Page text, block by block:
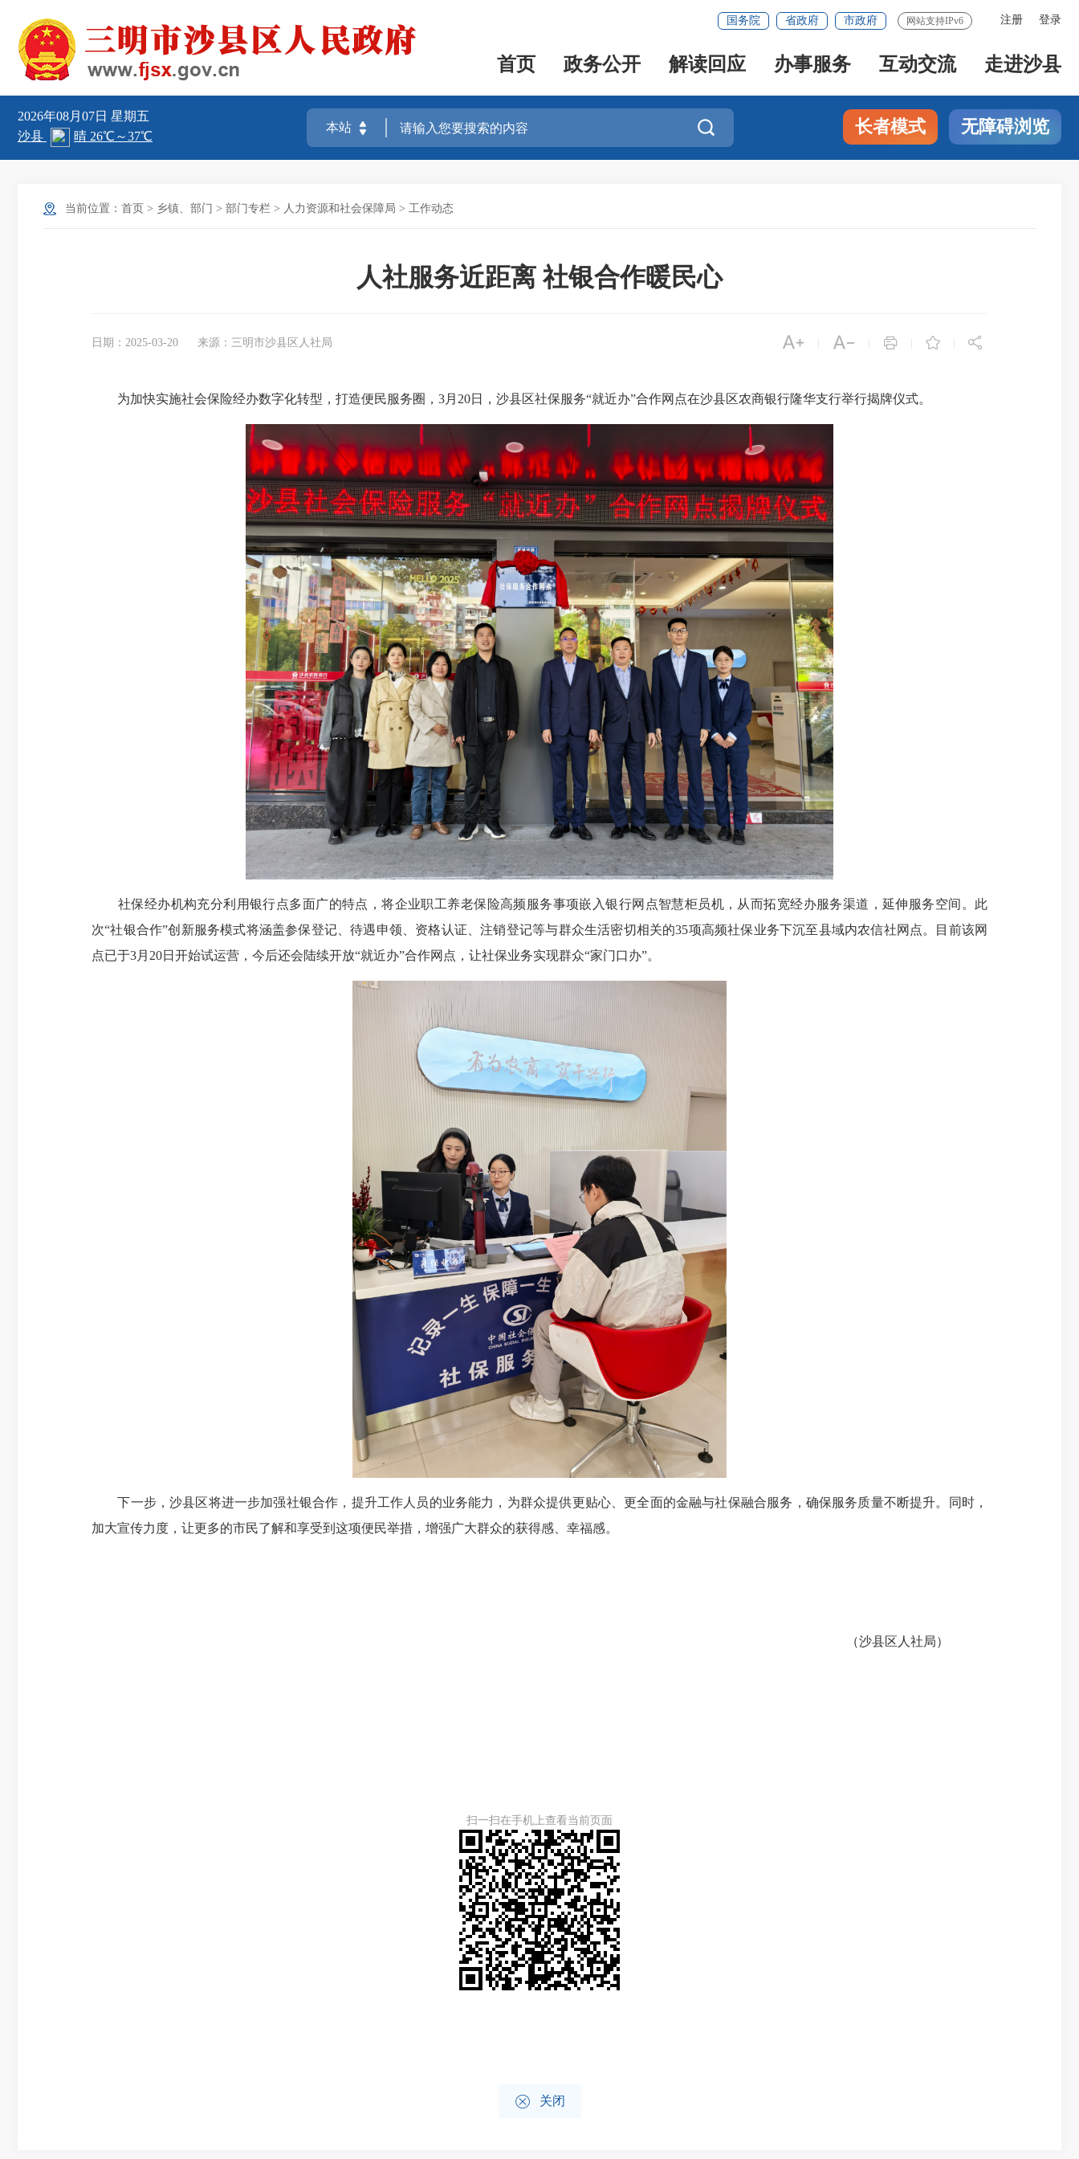
注册 登录
国务院 省政府 市政府 网站支持IPv6
首页 政务公开 解读回应 办事服务 互动交流 走进沙县
2026年08月07日 星期五
 长者模式 无障碍浏览
当前位置： 首页 > 乡镇、部门 > 部门专栏 > 人力资源和社会保障局 > 工作动态
人社服务近距离 社银合作暖民心
日期：2025-03-20 来源：三明市沙县区人社局     
为加快实施社会保险经办数字化转型，打造便民服务圈，3月20日，沙县区社保服务“就近办”合作网点在沙县区农商银行隆华支行举行揭牌仪式。
社保经办机构充分利用银行点多面广的特点，将企业职工养老保险高频服务事项嵌入银行网点智慧柜员机，从而拓宽经办服务渠道，延伸服务空间。此
次“社银合作”创新服务模式将涵盖参保登记、待遇申领、资格认证、注销登记等与群众生活密切相关的35项高频社保业务下沉至县域内农信社网点。目前该网
点已于3月20日开始试运营，今后还会陆续开放“就近办”合作网点，让社保业务实现群众“家门口办”。
下一步，沙县区将进一步加强社银合作，提升工作人员的业务能力，为群众提供更贴心、更全面的金融与社保融合服务，确保服务质量不断提升。同时，
加大宣传力度，让更多的市民了解和享受到这项便民举措，增强广大群众的获得感、幸福感。
（沙县区人社局）
扫一扫在手机上查看当前页面
 关闭